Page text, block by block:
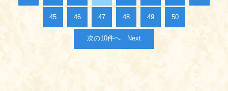
45 46 47 48 49 50
Next